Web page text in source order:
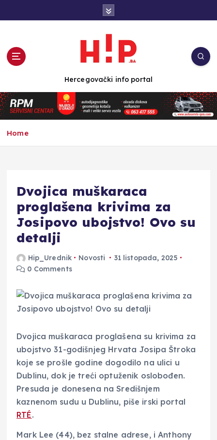
n
t
e
Hercegovački info portal
Home
Dvojica muškaraca
proglašena krivima za
Josipovo ubojstvo! Ovo su
detalji
Hip_Urednik Novosti
31 listopada, 2025
0 Comments
Dvojica muškaraca proglašena su krivima za
ubojstvo 31-godišnjeg Hrvata Josipa Štroka
koje se prošle godine dogodilo na ulici u
Dublinu, dok je treći optuženik oslobođen.
Presuda je donesena na Središnjem
kaznenom sudu u Dublinu, piše irski portal
RTÉ.
Mark Lee (44), bez stalne adrese, i Anthony